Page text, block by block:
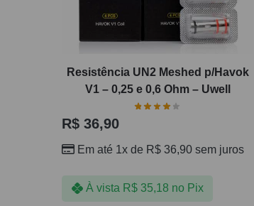
Resistência UN2 Meshed p/Havok
V1 – 0,25 e 0,6 Ohm – Uwell
R$ 36,90
Em até 1x de R$ 36,90 sem juros
À vista R$35,18 no Pix